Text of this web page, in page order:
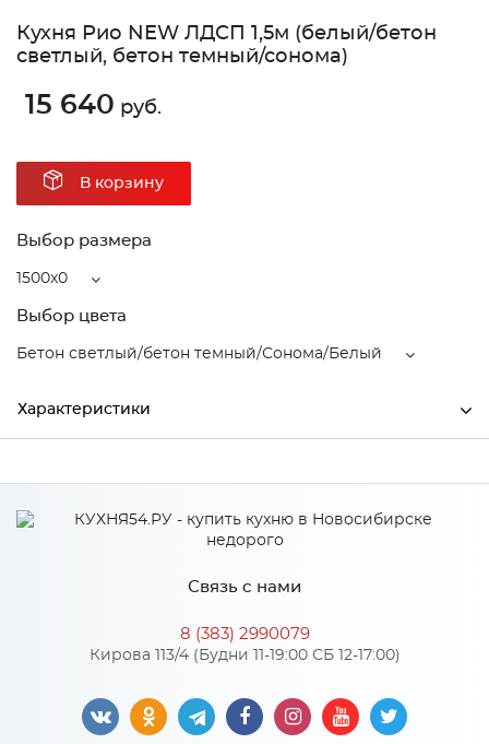
Кухня Рио NEW ЛДСП 1,5м (белый/бетон
светлый, бетон темный/сонома)
15 640 руб.
В корзину
Выбор размера
1500x0
Выбор цвета
Бетон светлый/бетон темный/Сонома/Белый
Характеристики
Производитель МиФ
темный/Сонома/Белый
ЛДСП
Особенности
Связь с нами
8 (383) 2990079
Кирова 113/4 (Будни 11-19:00 СБ 12-17:00)